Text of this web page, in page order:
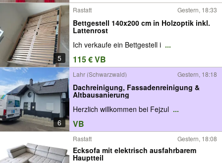
5
Rastatt Gestern, 18:33
Bettgestell 140x200 cm in Holzoptik inkl.
Lattenrost
Ich verkaufe ein Bettgestell i ...
115 € VB
6
Lahr (Schwarzwald) Gestern, 18:18
Dachreinigung, Fassadenreinigung &
Altbausanierung
Herzlich willkommen bei Fejzul ...
VB
Rastatt Gestern, 18:08
Ecksofa mit elektrisch ausfahrbarem
Hauptteil